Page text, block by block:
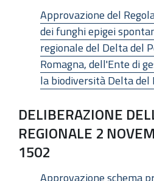
Approvazione del
dei funghi epigei
regionale del Delta del
Romagna, dell'Ente di
la biodiversità Delta del
DELIBERAZIONE
REGIONALE 2
1502
Approvazione schema